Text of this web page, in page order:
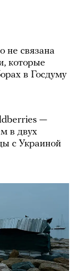
не связана
которые
в Госдуму
—
в двух
с Украиной